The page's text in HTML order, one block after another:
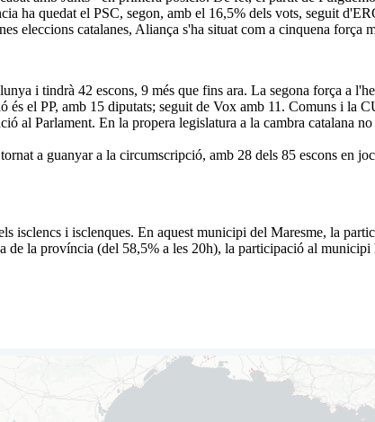
ha quedat el PSC, segon, amb el 16,5% dels vots, seguit
eleccions catalanes, Aliança s'ha situat com a cinquena força
i tindrà 42 escons, 9 més que fins ara. La segona força a
el PP, amb 15 diputats; seguit de Vox amb 11. Comuns i la
al Parlament. En la propera legislatura a la cambra catalana
a guanyar a la circumscripció, amb 28 dels 85 escons en
i isclenques. En aquest municipi del Maresme, la
la província (del 58,5% a les 20h), la participació al municipi